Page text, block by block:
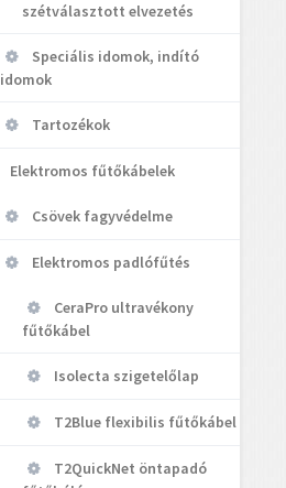
szétválasztott elvezetés
Speciális idomok, indító
idomok
Tartozékok
Elektromos fűtőkábelek
Csövek fagyvédelme
Elektromos padlófűtés
CeraPro ultravékony
fűtőkábel
Isolecta szigetelőlap
T2Blue flexibilis fűtőkábel
T2QuickNet öntapadó